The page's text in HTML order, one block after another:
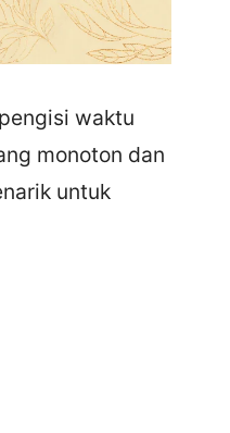
waktu
monoton dan
untuk